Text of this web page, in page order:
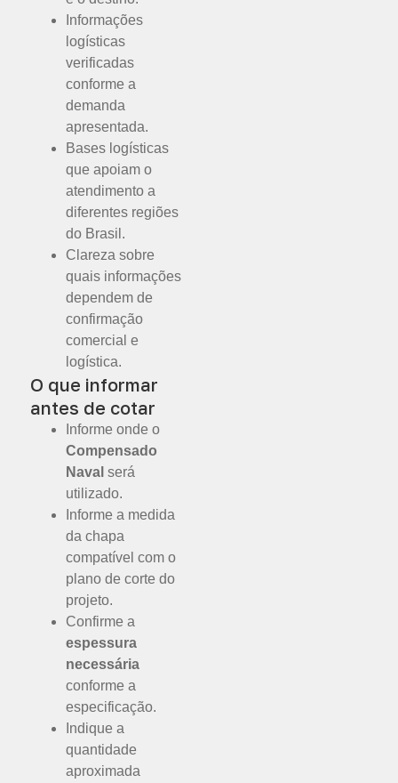
Informações
logísticas
verificadas
conforme a
demanda
apresentada.
Bases logísticas
que apoiam o
atendimento a
diferentes regiões
do Brasil.
Clareza sobre
quais informações
dependem de
confirmação
comercial e
logística.
O que informar
antes de cotar
Informe onde o
Compensado
Naval será
utilizado.
Informe a medida
da chapa
compatível com o
plano de corte do
projeto.
Confirme a
espessura
necessária
conforme a
especificação.
Indique a
quantidade
aproximada